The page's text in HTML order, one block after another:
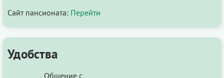
Сайт пансионата: Перейти
Удобства
Общение с